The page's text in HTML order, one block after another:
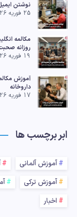
نوشتن
25 فوریه 2026
مکالمه
روزانه
19 فوریه 2026
آموزش
داروخانه
17 فوریه 2026
ابر برچسب ها
آموزش آلمانی
آموزش ترکی
اخبار